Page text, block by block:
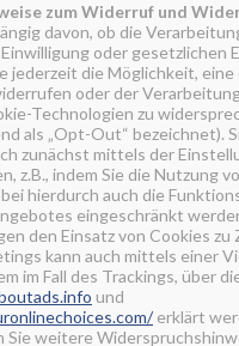
zum Widerruf und
davon, ob die
oder gesetzlichen
jederzeit die Möglichkeit,
oder der
Technologien zu
als „Opt-Out“ bezeichnet).
zunächst mittels der
z.B., indem Sie die Nutzung
hierdurch auch die
eingeschränkt
den Einsatz von Cookies zu
kann auch mittels einer
im Fall des Trackings, über
und
erklärt
Sie weitere